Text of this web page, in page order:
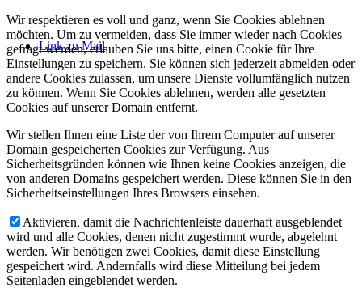
Link zu Mail
Wir respektieren es voll und ganz, wenn Sie Cookies ablehnen
möchten. Um zu vermeiden, dass Sie immer wieder nach Cookies
gefragt werden, erlauben Sie uns bitte, einen Cookie für Ihre
Einstellungen zu speichern. Sie können sich jederzeit abmelden oder
andere Cookies zulassen, um unsere Dienste vollumfänglich nutzen
zu können. Wenn Sie Cookies ablehnen, werden alle gesetzten
Cookies auf unserer Domain entfernt.
Wir stellen Ihnen eine Liste der von Ihrem Computer auf unserer
Domain gespeicherten Cookies zur Verfügung. Aus
Sicherheitsgründen können wie Ihnen keine Cookies anzeigen, die
von anderen Domains gespeichert werden. Diese können Sie in den
Sicherheitseinstellungen Ihres Browsers einsehen.
Aktivieren, damit die Nachrichtenleiste dauerhaft ausgeblendet
wird und alle Cookies, denen nicht zugestimmt wurde, abgelehnt
werden. Wir benötigen zwei Cookies, damit diese Einstellung
gespeichert wird. Andernfalls wird diese Mitteilung bei jedem
Seitenladen eingeblendet werden.